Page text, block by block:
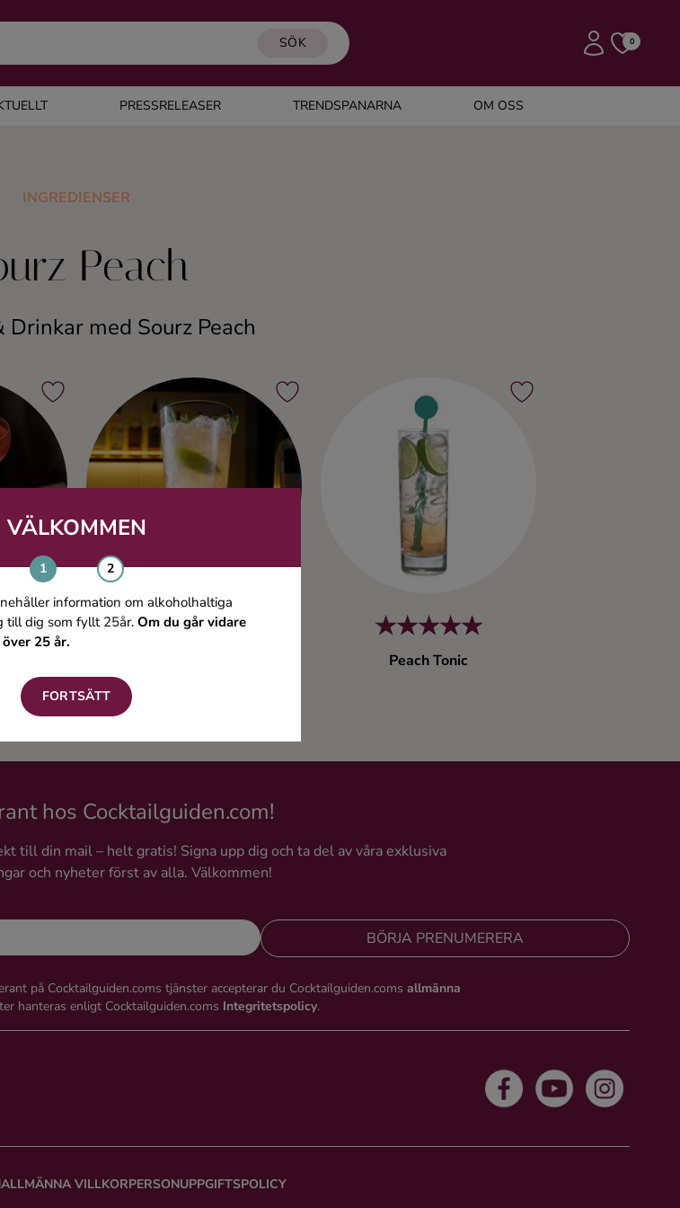
SÖK 0
PRESSRELEASER TRENDSPANARNA OM OSS
VÄLKOMMEN
information om alkoholhaltiga
till dig som fyllt 25år. Om du går vidare
25 år.
FORTSÄTT
INGREDIENSER
Peach
Drinkar med Sourz Peach
Peach Tonic
hos Cocktailguiden.com!
till din mail – helt gratis! Signa upp dig och ta del av våra exklusiva
och nyheter först av alla. Välkommen!
BÖRJA PRENUMERERA
på Cocktailguiden.coms tjänster accepterar du Cocktailguiden.coms allmänna
hanteras enligt Cocktailguiden.coms Integritetspolicy.
ALLMÄNNA VILLKORPERSONUPPGIFTSPOLICY